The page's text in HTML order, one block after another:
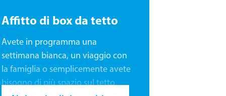
Affitto di box da tetto
Avete in programma una
settimana bianca, un viaggio con
la famiglia o semplicemente avete
bisogno di più spazio sul tetto